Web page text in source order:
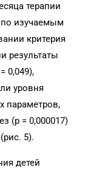
терапии
по изучаемым
критерия
результаты
0,049),
уровня
параметров,
(p = 0,000017)
5).
детей